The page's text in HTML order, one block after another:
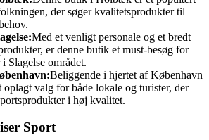
der søger kvalitetsprodukter til
Med et venligt personale og et bredt
er denne butik et must-besøg for
Slagelse området.
Beliggende i hjertet af København
oplagt valg for både lokale og turister, der
i høj kvalitet.
Sport